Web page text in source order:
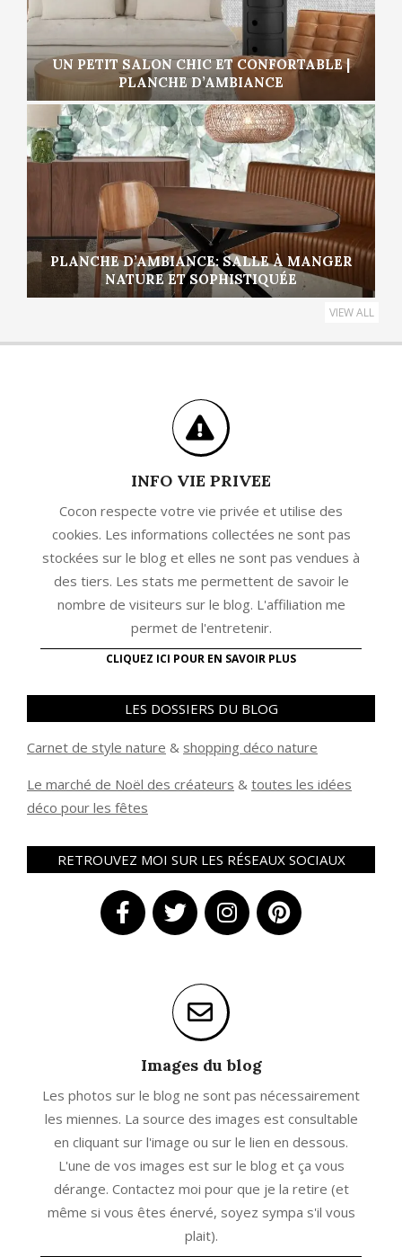
UN PETIT SALON CHIC ET CONFORTABLE |
PLANCHE D’AMBIANCE
PLANCHE D’AMBIANCE: SALLE À MANGER
NATURE ET SOPHISTIQUÉE
VIEW ALL
INFO VIE PRIVEE
Cocon respecte votre vie privée et utilise des
cookies. Les informations collectées ne sont pas
stockées sur le blog et elles ne sont pas vendues à
des tiers. Les stats me permettent de savoir le
nombre de visiteurs sur le blog. L'affiliation me
permet de l'entretenir.
CLIQUEZ ICI POUR EN SAVOIR PLUS
LES DOSSIERS DU BLOG
Carnet de style nature & shopping déco nature
Le marché de Noël des créateurs & toutes les idées
déco pour les fêtes
RETROUVEZ MOI SUR LES RÉSEAUX SOCIAUX
Images du blog
Les photos sur le blog ne sont pas nécessairement
les miennes. La source des images est consultable
en cliquant sur l'image ou sur le lien en dessous.
L'une de vos images est sur le blog et ça vous
dérange. Contactez moi pour que je la retire (et
même si vous êtes énervé, soyez sympa s'il vous
plait).